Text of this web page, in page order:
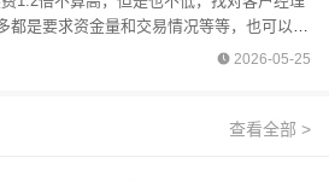
都是要求资金量和交易情况等等，也可以加
费办理开户，具体如下：期货手续费是分
2026-05-25
查看全部 >